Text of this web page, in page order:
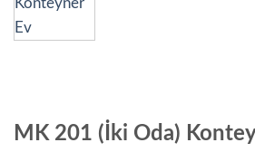
MK 201 (İki Oda)